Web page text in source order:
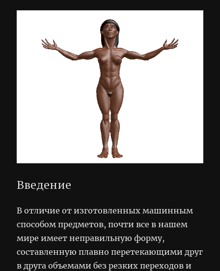
Введение
В отличие от изготовленных машинным
способом предметов, почти все в нашем
мире имеет неправильную форму,
составленную плавно перетекающими друг
в друга объемами без резких переходов и